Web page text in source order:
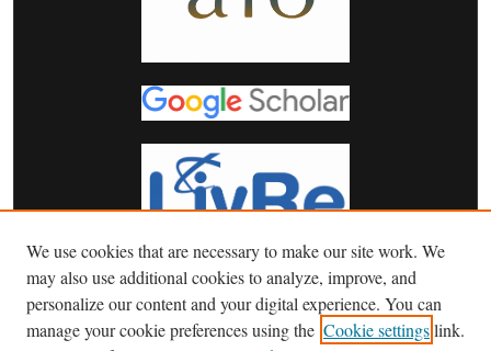
We use cookies that are necessary to make our site work. We
may also use additional cookies to analyze, improve, and
personalize our content and your digital experience. You can
manage your cookie preferences using the Cookie settingslink.